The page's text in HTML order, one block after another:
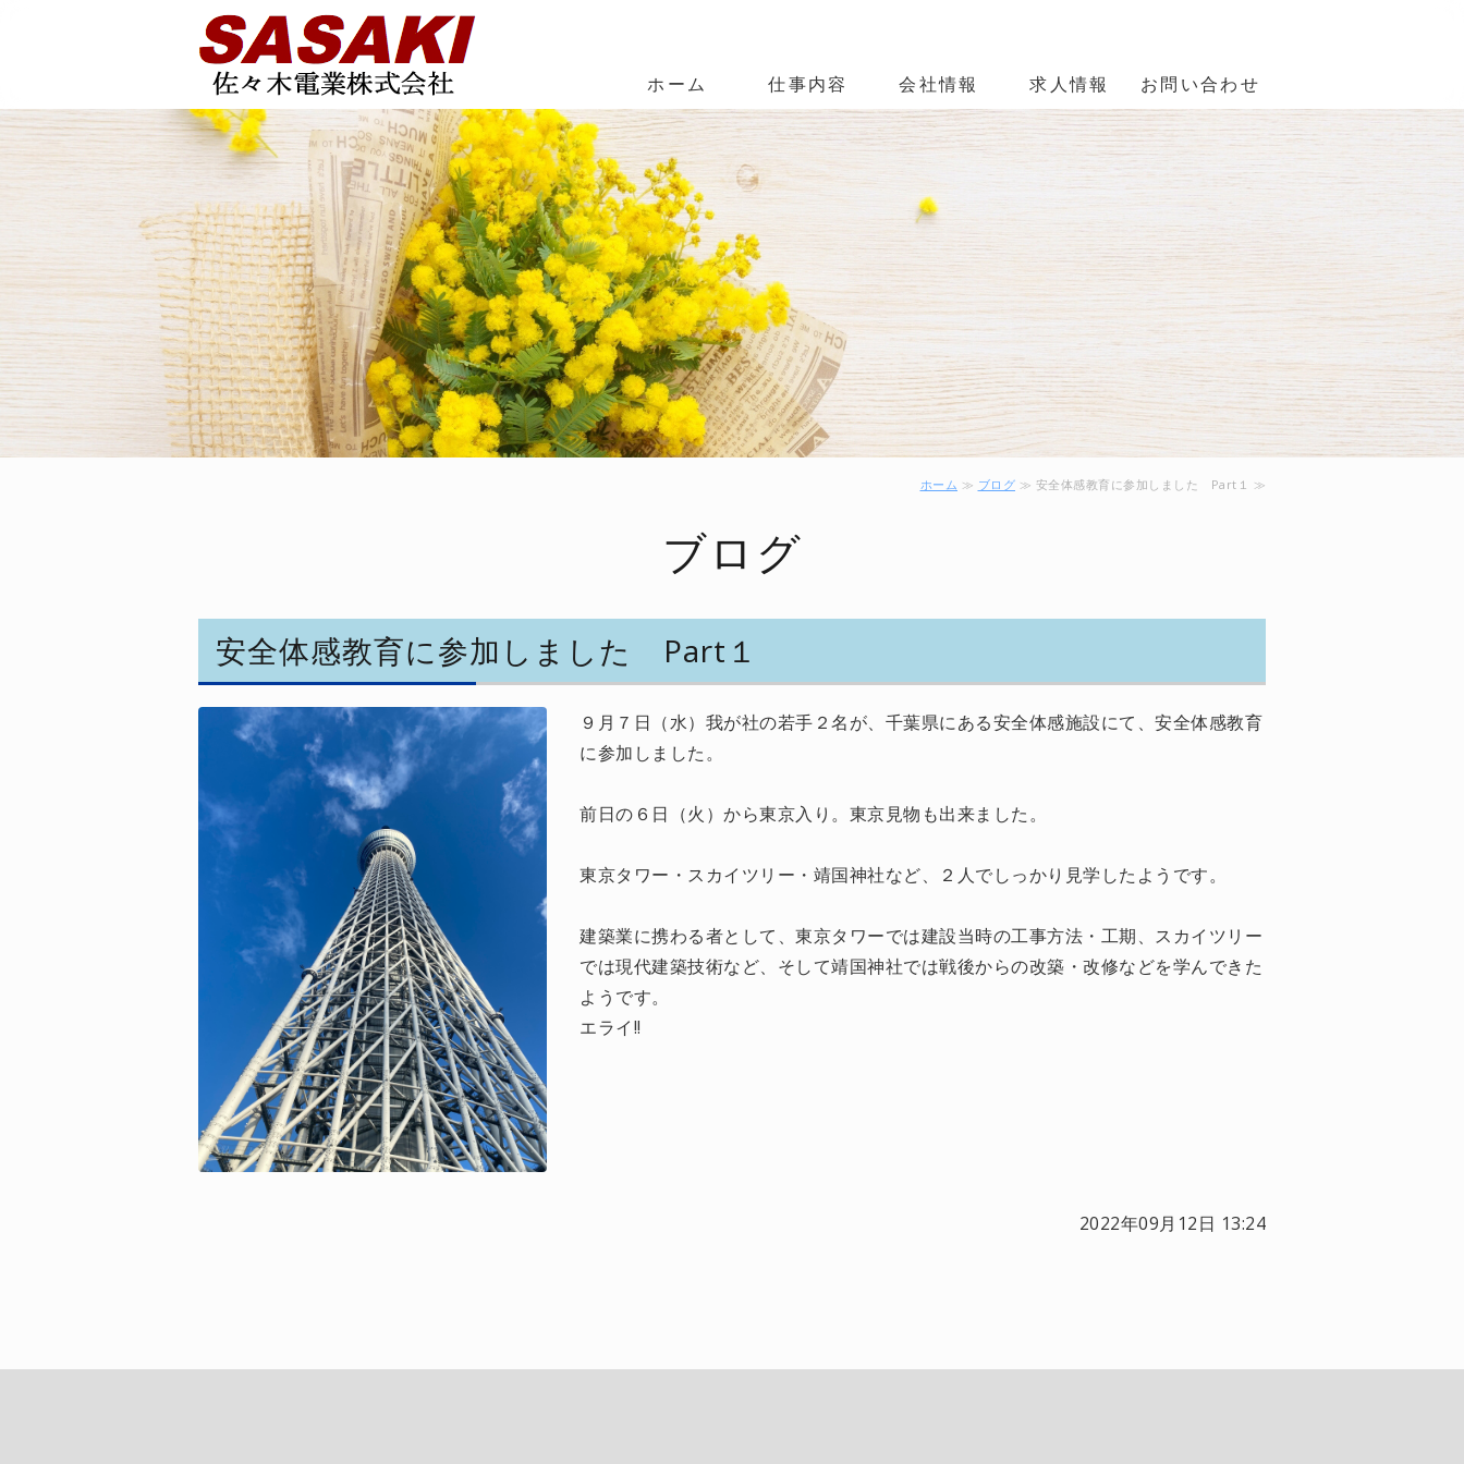
電線・ケー
ホーム 仕事内容 会社情報 求人情報 お問い合わせ
ホーム ≫ ブログ ≫ 安全体感教育に参加しました Part１ ≫
ブログ
安全体感教育に参加しました Part１
９月７日（水）我が社の若手２名が、千葉県にある安全体感施設にて、安全体感教育
に参加しました。
前日の６日（火）から東京入り。東京見物も出来ました。
東京タワー・スカイツリー・靖国神社など、２人でしっかり見学したようです。
建築業に携わる者として、東京タワーでは建設当時の工事方法・工期、スカイツリー
では現代建築技術など、そして靖国神社では戦後からの改築・改修などを学んできた
ようです。
エライ!!
2022年09月12日 13:24